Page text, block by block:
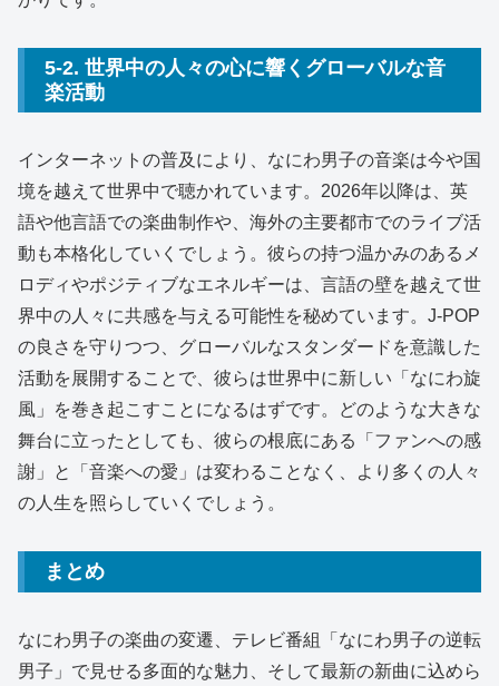
5-2. 世界中の人々の心に響くグローバルな音
楽活動
インターネットの普及により、なにわ男子の音楽は今や国
境を越えて世界中で聴かれています。2026年以降は、英
語や他言語での楽曲制作や、海外の主要都市でのライブ活
動も本格化していくでしょう。彼らの持つ温かみのあるメ
ロディやポジティブなエネルギーは、言語の壁を越えて世
界中の人々に共感を与える可能性を秘めています。J-POP
の良さを守りつつ、グローバルなスタンダードを意識した
活動を展開することで、彼らは世界中に新しい「なにわ旋
風」を巻き起こすことになるはずです。どのような大きな
舞台に立ったとしても、彼らの根底にある「ファンへの感
謝」と「音楽への愛」は変わることなく、より多くの人々
の人生を照らしていくでしょう。
まとめ
なにわ男子の楽曲の変遷、テレビ番組「なにわ男子の逆転
男子」で見せる多面的な魅力、そして最新の新曲に込めら